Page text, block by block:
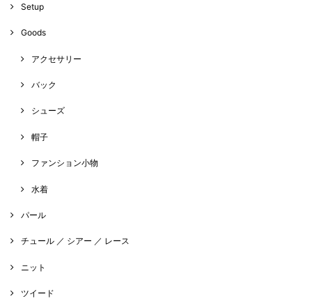
Setup
Goods
アクセサリー
バック
シューズ
帽子
ファンション小物
水着
パール
チュール ／ シアー ／ レース
ニット
ツイード